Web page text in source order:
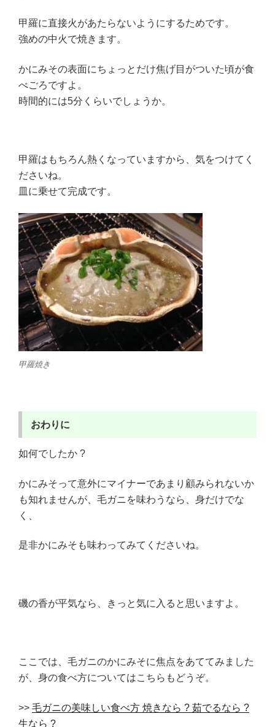
甲羅に直接火があたらないようにするためです。
強めの中火で焼きます。
かにみその表面にちょっとだけ焦げ目がついた頃が食
べごろですよ。
時間的には5分くらいでしょうか。
甲羅はもちろん熱くなっていますから、気をつけてく
ださいね。
皿に乗せて完成です。
甲羅焼き
おわりに
如何でしたか ?
かにみそって意外にマイナーであまり顧みられないか
も知れませんが、毛ガニを味わうなら、身だけでな
く、
是非かにみそも味わってみてくださいね。
磯の香が平気なら、きっと気に入ると思いますよ。
ここでは、毛ガニのかにみそに焦点をあててみました
が、身の食べ方についてはこちらもどうぞ。
>> 毛ガニの美味しい食べ方 焼きなら ? 茹でるなら ?
生なら ?